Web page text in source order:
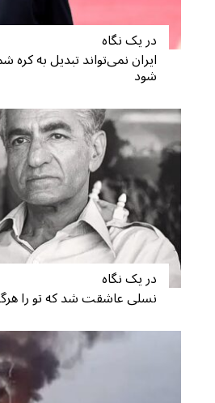
در یک نگاه
ایران نمی‌تواند تبدیل به کره
شود
در یک نگاه
نسلی عاشقت شد که تو را
h
f
o
r
: